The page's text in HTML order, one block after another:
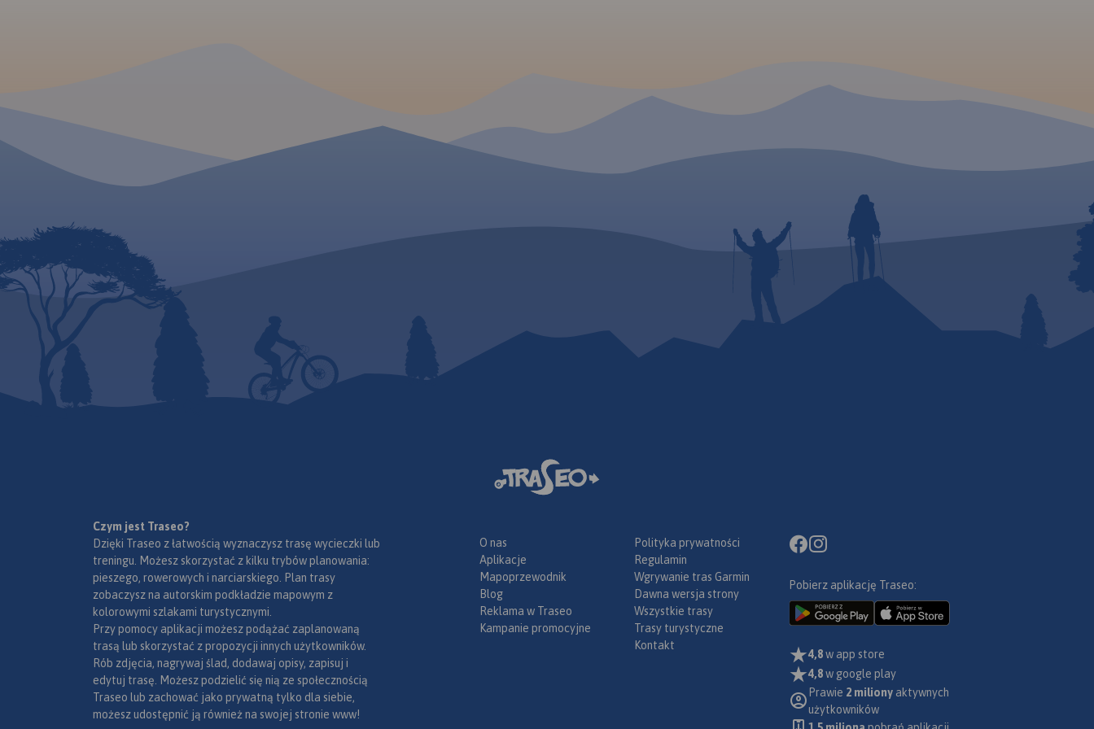
Czym jest Traseo?
Dzięki Traseo z łatwością wyznaczysz trasę wycieczki lub
treningu. Możesz skorzystać z kilku trybów planowania:
pieszego, rowerowych i narciarskiego. Plan trasy
zobaczysz na autorskim podkładzie mapowym z
kolorowymi szlakami turystycznymi.
Przy pomocy aplikacji możesz podążać zaplanowaną
trasą lub skorzystać z propozycji innych użytkowników.
Rób zdjęcia, nagrywaj ślad, dodawaj opisy, zapisuj i
edytuj trasę. Możesz podzielić się nią ze społecznością
Traseo lub zachować jako prywatną tylko dla siebie,
możesz udostępnić ją również na swojej stronie www!
O nas
Aplikacje
Mapoprzewodnik
Blog
Reklama w Traseo
Kampanie promocyjne
Polityka prywatności
Regulamin
Wgrywanie tras Garmin
Dawna wersja strony
Wszystkie trasy
Trasy turystyczne
Kontakt
Pobierz aplikację Traseo:
4,8w app store
4,8w google play
Prawie 2 miliony aktywnych
użytkowników